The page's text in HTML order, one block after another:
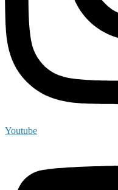
Youtube